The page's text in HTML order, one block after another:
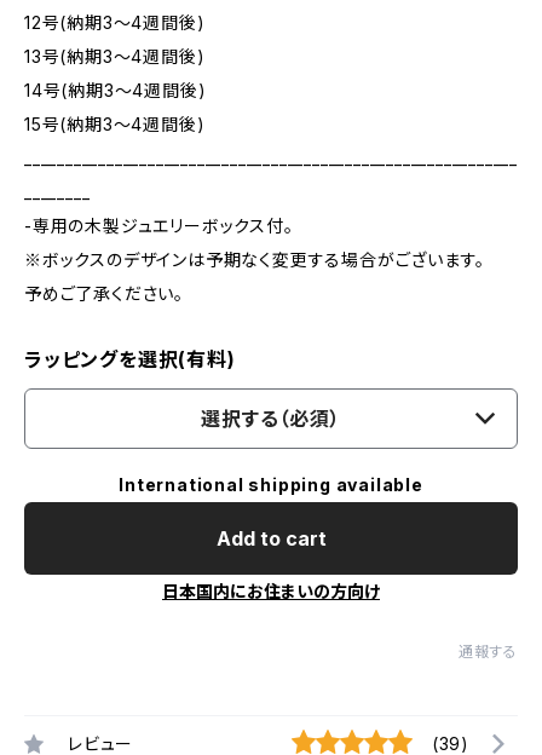
12号(納期3～4週間後)
13号(納期3～4週間後)
14号(納期3～4週間後)
15号(納期3～4週間後)
-専用の木製ジュエリーボックス付。
※ボックスのデザインは予期なく変更する場合がございます。
予めご了承ください。
ラッピングを選択(有料)
選択する（必須）
International shipping available
Add to cart
日本国内にお住まいの方向け
通報する
レビュー (39)